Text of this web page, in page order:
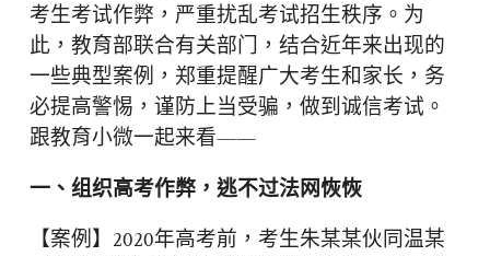
考生考试作弊，严重扰乱考试招生秩序。为
此，教育部联合有关部门，结合近年来出现的
一些典型案例，郑重提醒广大考生和家长，务
必提高警惕，谨防上当受骗，做到诚信考试。
跟教育小微一起来看——
一、组织高考作弊，逃不过法网恢恢
【案例】2020年高考前，考生朱某某伙同温某